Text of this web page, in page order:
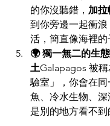
的你沒聽錯， 加
到你旁邊一起衝
活，簡直像海裡的
🌍 獨一無二的生
土Galapagos 被
驗室」，你會在
魚、冷水生物、
是別的地方看不到